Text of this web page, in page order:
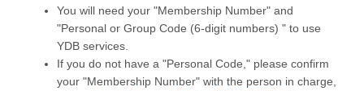
You will need your "Membership Number" and
"Personal or Group Code (6-digit numbers) " to use
YDB services.
If you do not have a "Personal Code," please confirm
your "Membership Number" with the person in charge,